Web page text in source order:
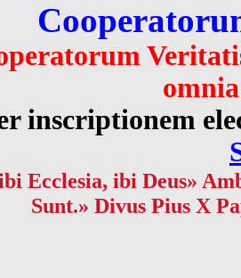
inscriptionem
Ecclesia, ibi Deus»
Sunt.» Divus Pius X